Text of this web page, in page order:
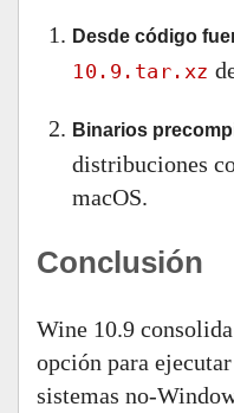
Desde código
10.9.tar.xz
Binarios
distribuciones
macOS.
Conclusión
Wine 10.9
opción para
sistemas no-